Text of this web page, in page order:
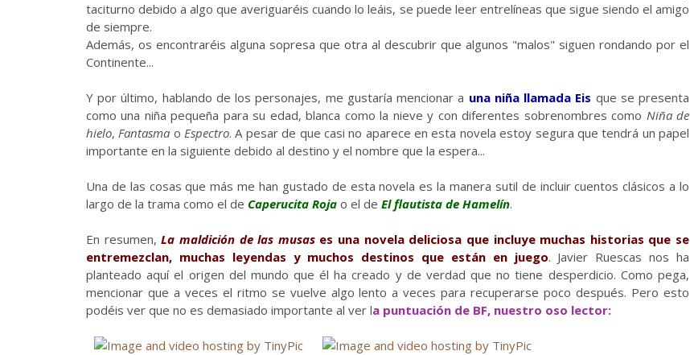
taciturno debido a algo que averiguaréis cuando lo leáis, se puede leer entrelíneas que sigue siendo el amigo
de siempre.
Además, os encontraréis alguna sopresa que otra al descubrir que algunos "malos" siguen rondando por el
Continente...
Y por último, hablando de los personajes, me gustaría mencionar a una niña llamada Eis que se presenta
como una niña pequeña para su edad, blanca como la nieve y con diferentes sobrenombres como Niña de
hielo,Fantasma oEspectro. A pesar de que casi no aparece en esta novela estoy segura que tendrá un papel
importante en la siguiente debido al destino y el nombre que la espera...
Una de las cosas que más me han gustado de esta novela es la manera sutil de incluir cuentos clásicos a lo
largo de la trama como el de Caperucita Roja o el de El flautista de Hamelín.
En resumen,La maldición de las musases una novela deliciosa que incluye muchas historias que se
entremezclan, muchas leyendas y muchos destinos que están en juego. Javier Ruescas nos ha
planteado aquí el origen del mundo que él ha creado y de verdad que no tiene desperdicio. Como pega,
mencionar que a veces el ritmo se vuelve algo lento a veces para recuperarse poco después. Pero esto
podéis ver que no es demasiado importante al ver la puntuación de BF, nuestro oso lector: